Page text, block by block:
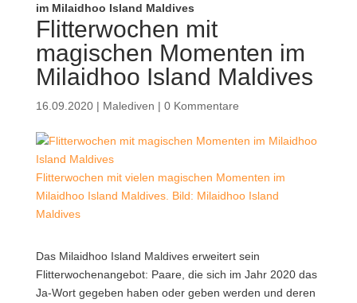
im Milaidhoo Island Maldives
Flitterwochen mit
magischen Momenten im
Milaidhoo Island Maldives
16.09.2020| Malediven | 0 Kommentare
Flitterwochen mit vielen magischen Momenten im
Milaidhoo Island Maldives. Bild: Milaidhoo Island
Maldives
Das Milaidhoo Island Maldives erweitert sein
Flitterwochenangebot: Paare, die sich im Jahr 2020 das
Ja-Wort gegeben haben oder geben werden und deren